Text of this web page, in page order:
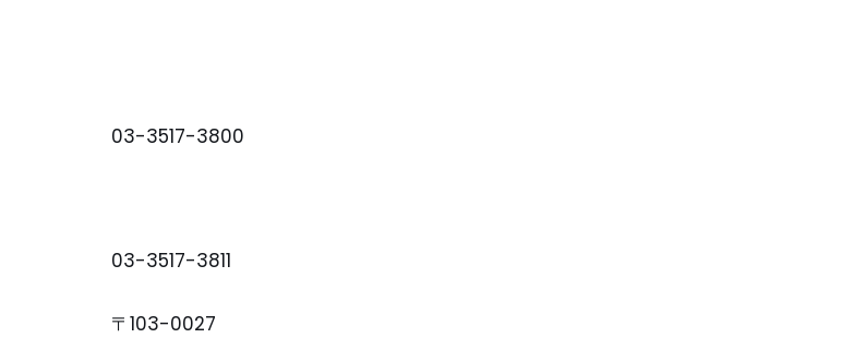
03-3517-3800
03-3517-3811
〒103-0027